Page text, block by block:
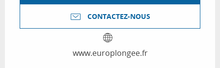
CONTACTEZ-NOUS
www.europlongee.fr